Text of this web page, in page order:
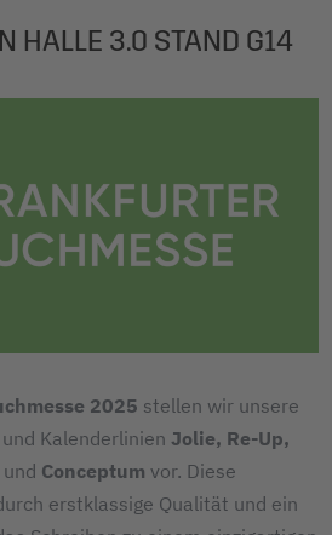
HALLE 3.0 STAND G14
2025 stellen wir unsere
Kalenderlinien Jolie, Re-Up,
und Conceptum vor. Diese
erstklassige Qualität und ein